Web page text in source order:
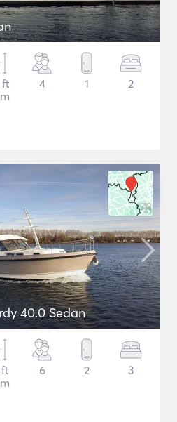
ft
4 1 2
40.0 Sedan
ft
6 2 3